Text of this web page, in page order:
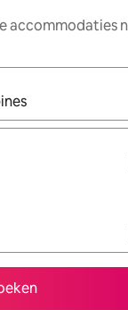
accommodaties
zijn,